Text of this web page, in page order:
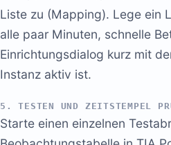
Liste zu (Mapping). Lege ein
alle paar Minuten, schnelle
Einrichtungsdialog kurz mit
Instanz aktiv ist.
5. TESTEN UND ZEITSTEMPEL
Starte einen einzelnen